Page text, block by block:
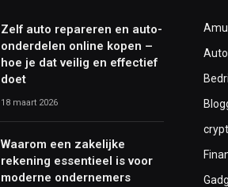
Zelf auto repareren en auto-
onderdelen online kopen –
hoe je dat veilig en effectief
doet
18 maart 2026
Waarom een zakelijke
rekening essentieel is voor
moderne ondernemers
Auto